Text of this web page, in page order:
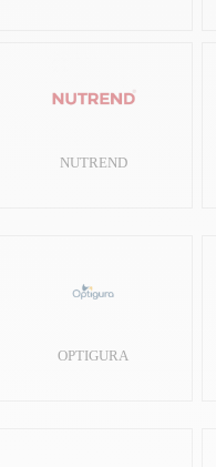
NUTREND
OPTIGURA